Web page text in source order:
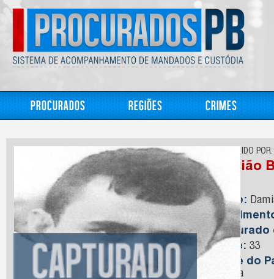
Procurados Regiões Crimes
CONHECIDO POR:
Damião
Nome:
Capturado
Idade: 33
Nome do
Oliveira